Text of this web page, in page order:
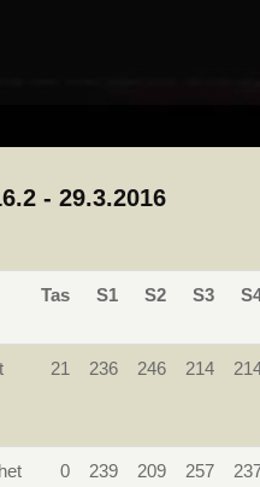
- 29.3.2016
Tas S1 S2 S3
21 236 246 214
0 239 209 257